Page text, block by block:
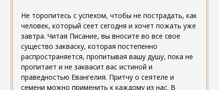
Не торопитесь с успехом, чтобы не пострадать, как
человек, который сеет сегодня и хочет пожать уже
завтра. Читая Писание, вы вносите во все свое
существо закваску, которая постепенно
распространяется, пропитывая вашу душу, пока не
пропитает и не заквасит вас истиной и
праведностью Евангелия. Притчу о сеятеле и
семени можно применить к каждому из нас. В